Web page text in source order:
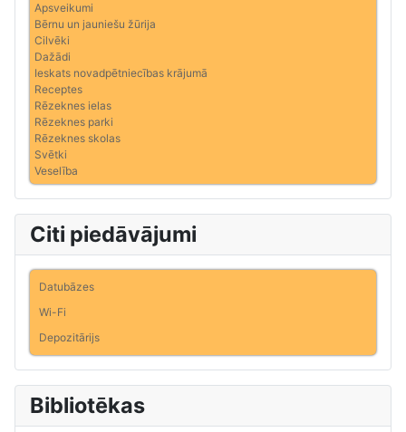
Apsveikumi
Bērnu un jauniešu žūrija
Cilvēki
Dažādi
Ieskats novadpētniecības krājumā
Receptes
Rēzeknes ielas
Rēzeknes parki
Rēzeknes skolas
Svētki
Veselība
Citi piedāvājumi
Datubāzes
Wi-Fi
Depozitārijs
Bibliotēkas